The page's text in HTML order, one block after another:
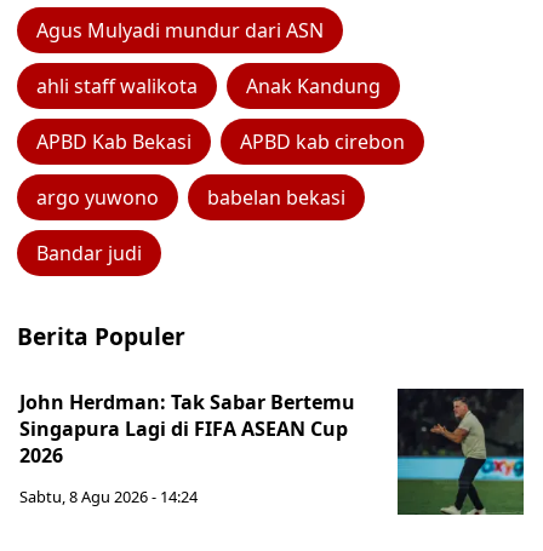
Agus Mulyadi mundur dari ASN
ahli staff walikota Anak Kandung
APBD Kab Bekasi APBD kab cirebon
argo yuwono babelan bekasi
Bandar judi
Berita Populer
John Herdman: Tak Sabar Bertemu
Singapura Lagi di FIFA ASEAN Cup
2026
Sabtu, 8 Agu 2026 - 14:24